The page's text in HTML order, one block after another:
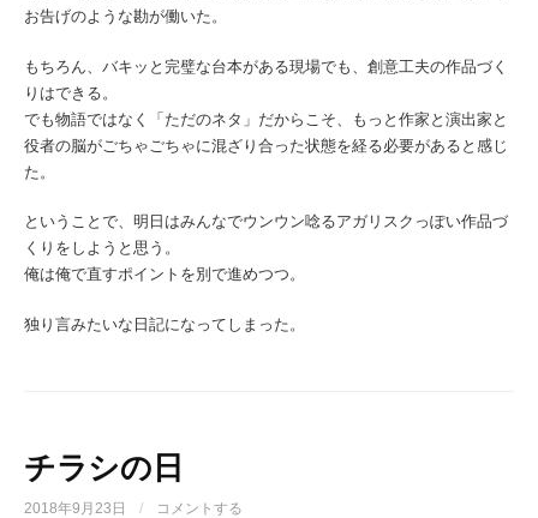
お告げのような勘が働いた。
もちろん、バキッと完璧な台本がある現場でも、創意工夫の作品づく
りはできる。
でも物語ではなく「ただのネタ」だからこそ、もっと作家と演出家と
役者の脳がごちゃごちゃに混ざり合った状態を経る必要があると感じ
た。
ということで、明日はみんなでウンウン唸るアガリスクっぽい作品づ
くりをしようと思う。
俺は俺で直すポイントを別で進めつつ。
独り言みたいな日記になってしまった。
チラシの日
2018年9月23日 / コメントする